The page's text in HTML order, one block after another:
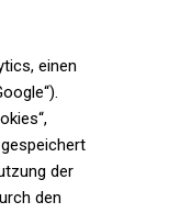
einen
der
den